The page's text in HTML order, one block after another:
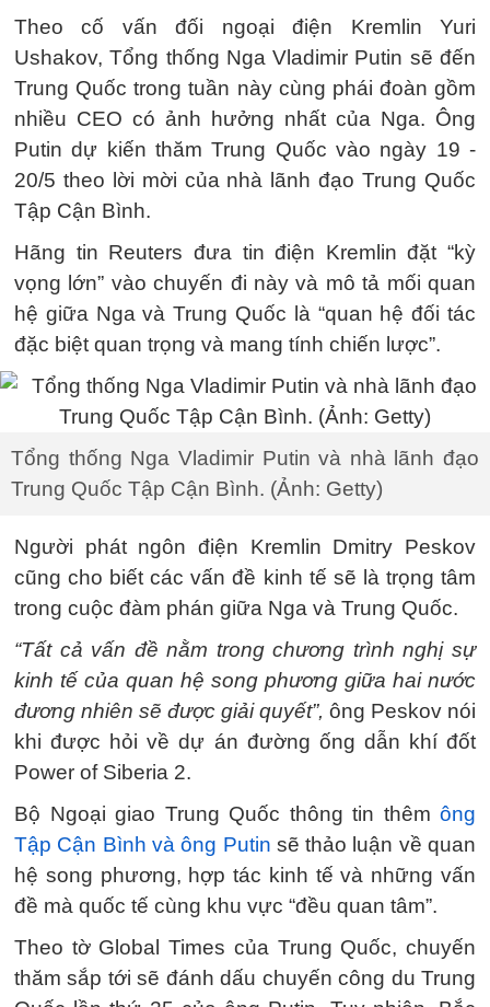
Theo cố vấn đối ngoại điện Kremlin Yuri
Ushakov, Tổng thống Nga Vladimir Putin sẽ đến
Trung Quốc trong tuần này cùng phái đoàn gồm
nhiều CEO có ảnh hưởng nhất của Nga. Ông
Putin dự kiến ​​thăm Trung Quốc vào ngày 19 -
20/5 theo lời mời của nhà lãnh đạo Trung Quốc
Tập Cận Bình.
Hãng tin Reuters đưa tin điện Kremlin đặt “kỳ
vọng lớn” vào chuyến đi này và mô tả mối quan
hệ giữa Nga và Trung Quốc là “quan hệ đối tác
đặc biệt quan trọng và mang tính chiến lược”.
Tổng thống Nga Vladimir Putin và nhà lãnh đạo
Trung Quốc Tập Cận Bình. (Ảnh: Getty)
Người phát ngôn điện Kremlin Dmitry Peskov
cũng cho biết các vấn đề kinh tế sẽ là trọng tâm
trong cuộc đàm phán giữa Nga và Trung Quốc.
“Tất cả vấn đề nằm trong chương trình nghị sự
kinh tế của quan hệ song phương giữa hai nước
đương nhiên sẽ được giải quyết”, ông Peskov nói
khi được hỏi về dự án đường ống dẫn khí đốt
Power of Siberia 2.
Bộ Ngoại giao Trung Quốc thông tin thêm ông
Tập Cận Bình và ông Putin sẽ thảo luận về quan
hệ song phương, hợp tác kinh tế và những vấn
đề mà quốc tế cùng khu vực “đều quan tâm”.
Theo tờ Global Times của Trung Quốc, chuyến
thăm sắp tới sẽ đánh dấu chuyến công du Trung